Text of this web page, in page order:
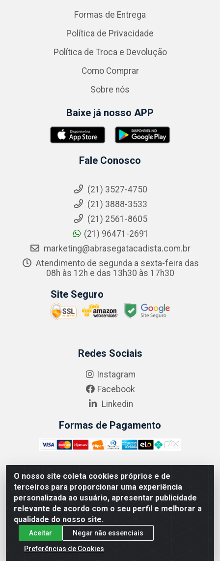
O nosso site coleta cookies próprios e de
terceiros para proporcionar uma experiência
personalizada ao usuário, apresentar publicidade
relevante de acordo com o seu perfil e melhorar a
qualidade do nosso site.
Aceitar
Negar não essenciais
Preferências de Cookies
Formas de Entrega
Política de Privacidade
Política de Troca e Devolução
Como Comprar
Sobre nós
Baixe já nosso APP
Fale Conosco
(21) 3527-4750
(21) 3888-3533
(21) 2561-8605
(21) 96471-2691
marketing@abrasegatacadista.com.br
Atendimento de segunda a sexta-feira das
08h às 12h e das 13h30 às 17h30
Site Seguro
Redes Sociais
Instagram
Facebook
Linkedin
Formas de Pagamento
ABRASEG COMÉRCIO ATACADISTA LTDA - CNPJ:
10.894.768/0001-00 - Avenida Lobo Júnior, 1045 -
Penha Circular - Rio de Janeiro - RJ - CEP 21020-124